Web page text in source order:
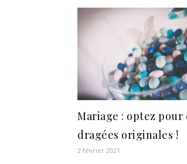
Mariage : optez pour
dragées originales !
2 février 2021